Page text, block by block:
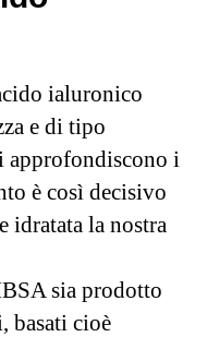
ialuronico
e di tipo
approfondiscono i
è così decisivo
idratata la nostra
sia prodotto
basati cioè